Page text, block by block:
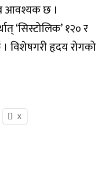
आवश्यक छ ।
‘सिस्टोलिक’ १२० र
। विशेषगरी हृदय रोगको
X